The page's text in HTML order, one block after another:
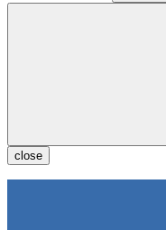
close